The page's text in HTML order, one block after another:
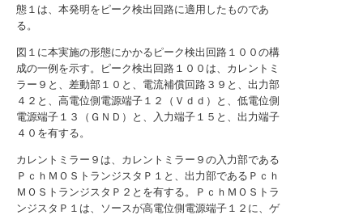
態１は、本発明をピーク検出回路に適用したものであ
る。
図１に本実施の形態にかかるピーク検出回路１００の構
成の一例を示す。ピーク検出回路１００は、カレントミ
ラー９と、差動部１０と、電流補償回路３９と、出力部
４２と、高電位側電源端子１２（Ｖｄｄ）と、低電位側
電源端子１３（ＧＮＤ）と、入力端子１５と、出力端子
４０を有する。
カレントミラー９は、カレントミラー９の入力部である
ＰｃｈＭＯＳトランジスタＰ１と、出力部であるＰｃｈ
ＭＯＳトランジスタＰ２とを有する。ＰｃｈＭＯＳトラ
ンジスタＰ１は、ソースが高電位側電源端子１２に、ゲ